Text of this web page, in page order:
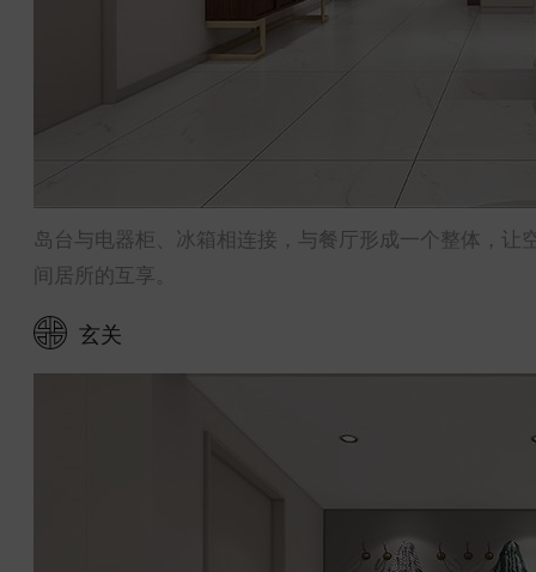
岛台与电器柜、冰箱相连接，与餐厅形成一个整体，
间居所的互享。
玄关